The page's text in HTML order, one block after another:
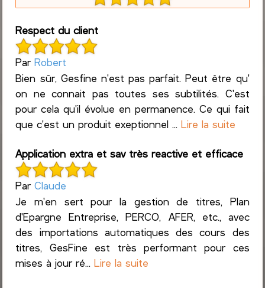
Respect du client
ParRobert
Bien sûr, Gesfine n'est pas parfait. Peut être qu'
on ne connait pas toutes ses subtilités. C'est
pour cela qu'il évolue en permanence. Ce qui fait
que c'est un produit exeptionnel ...Lire la suite
Application extra et sav très reactive et efficace
ParClaude
Je m'en sert pour la gestion de titres, Plan
d'Epargne Entreprise, PERCO, AFER, etc., avec
des importations automatiques des cours des
titres, GesFine est très performant pour ces
mises à jour ré...Lire la suite